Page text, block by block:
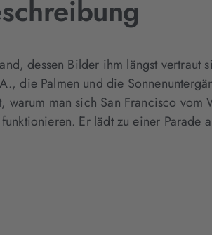
dessen Bilder ihm längst vertraut
die Palmen und die
man sich San Francisco vom
Er lädt zu einer Parade